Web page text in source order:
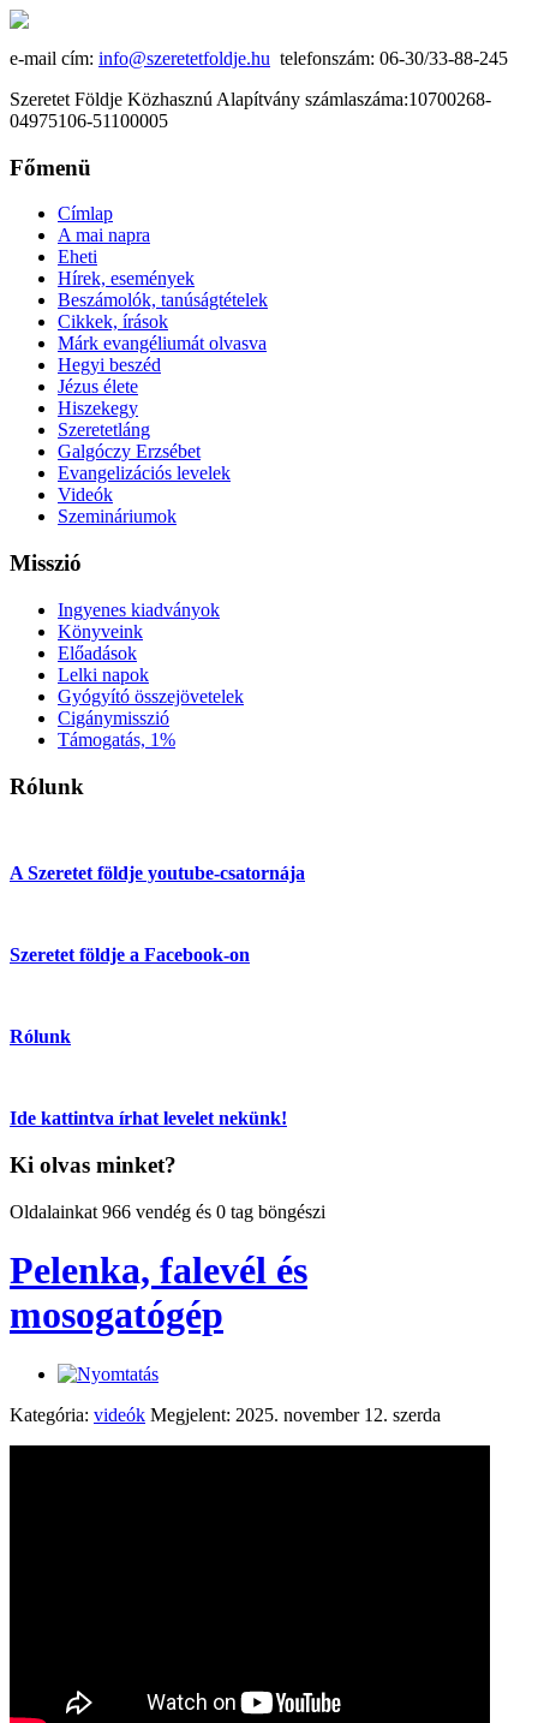
e-mail cím: info@szeretetfoldje.hu telefonszám: 06-30/33-88-245
Szeretet Földje Közhasznú Alapítvány számlaszáma:10700268-
04975106-51100005
Főmenü
Címlap
A mai napra
Eheti
Hírek, események
Beszámolók, tanúságtételek
Cikkek, írások
Márk evangéliumát olvasva
Hegyi beszéd
Jézus élete
Hiszekegy
Szeretetláng
Galgóczy Erzsébet
Evangelizációs levelek
Videók
Szemináriumok
Misszió
Ingyenes kiadványok
Könyveink
Előadások
Lelki napok
Gyógyító összejövetelek
Cigánymisszió
Támogatás, 1%
Rólunk
A Szeretet földje youtube-csatornája
Szeretet földje a Facebook-on
Rólunk
Ide kattintva írhat levelet nekünk!
Ki olvas minket?
Oldalainkat 966 vendég és 0 tag böngészi
Pelenka, falevél és
mosogatógép
Kategória: videók Megjelent: 2025. november 12. szerda